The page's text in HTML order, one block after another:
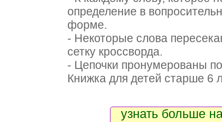
определение в
форме.
- Некоторые слова
сетку кроссворда.
- Цепочки пронумерованы
Книжка для детей старше 6
узнать больше